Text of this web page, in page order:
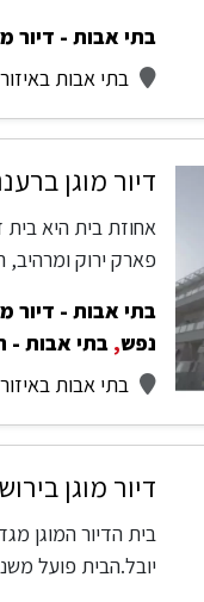
בתי אבות - דיור
בתי אבות
דיור מוגן
אחוזת בית היא בית
פארק ירוק
בתי אבות - דיור
נפש, בתי אבות -
בתי אבות
דיור מוגן
בית הדיור המוגן
יובל.הבית פועל משנת 1984, צבר ניסיון